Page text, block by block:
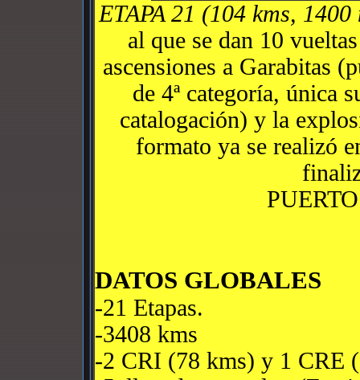
ETAPA 21 (104 kms, 1400
al que se dan 10
ascensiones a Garabitas
de 4ª categoría, única
catalogación) y la
formato ya se realizó
DATOS GLOBALES
-21 Etapas.
-3408 kms
-2 CRI (78 kms) y 1 CRE